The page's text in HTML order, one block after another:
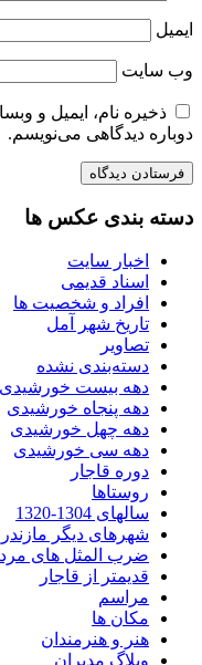
ایمیل
وب‌ سایت
ذخیره نام، ایمیل و
دوباره دیدگاهی می‌نویسم.
دسته بندی عکس ها
اخبار سایت
اسناد قدیمی
افراد و شخصیت ها
تاریخ شهر آمل
تصاویر
دسته‌بندی نشده
دهه بیست خورشیدی
دهه پنجاه خورشیدی
دهه چهل خورشیدی
دهه سی خورشیدی
دوره قاجار
روستاها
سالهای 1304-1320
شهرهای دیگر
ضرب المثل های
قدیمتر از قاجار
مراسم
مکان ها
هنر و هنرمندان
وبلاگ مدیران